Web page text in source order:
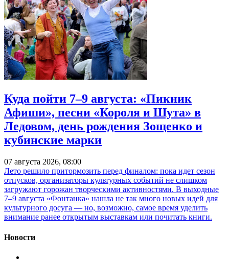
Куда пойти 7–9 августа: «Пикник
Афиши», песни «Короля и Шута» в
Ледовом, день рождения Зощенко и
кубинские марки
07 августа 2026, 08:00
Лето решило притормозить перед финалом: пока идет сезон
отпусков, организаторы культурных событий не слишком
загружают горожан творческими активностями. В выходные
7–9 августа «Фонтанка» нашла не так много новых идей для
культурного досуга — но, возможно, самое время уделить
внимание ранее открытым выставкам или почитать книги.
Новости